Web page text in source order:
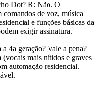
Dot? R: Não. O
de voz, música
e funções básicas da
exigir assinatura.
4a geração? Vale a pena?
(vocais mais nítidos e graves
automação residencial.